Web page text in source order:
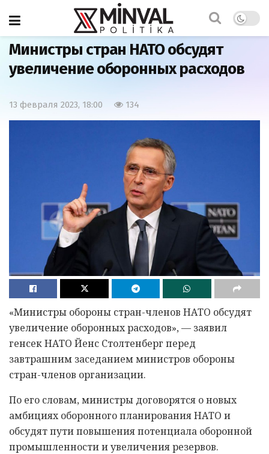
Главная
Министры стран НАТО обсудят
увеличение оборонных расходов
13 февраля 2023, 18:00 134
«Министры обороны стран-членов НАТО обсудят
увеличение оборонных расходов», — заявил
генсек НАТО Йенс Столтенберг перед
завтрашним заседанием министров обороны
стран-членов организации.
По его словам, министры договорятся о новых
амбициях оборонного планирования НАТО и
обсудят пути повышения потенциала оборонной
промышленности и увеличения резервов.